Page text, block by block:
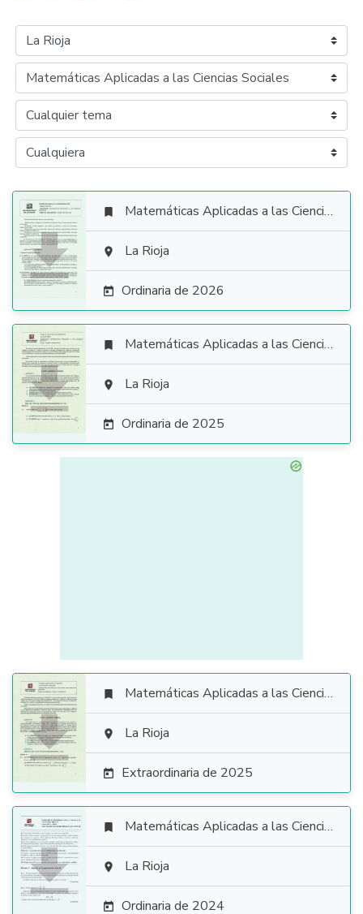

 Matemáticas Aplicadas a las Ciencias Sociales
 La Rioja
 Ordinaria de 2026

 Matemáticas Aplicadas a las Ciencias Sociales
 La Rioja
 Ordinaria de 2025

 Matemáticas Aplicadas a las Ciencias Sociales
 La Rioja
 Extraordinaria de 2025

 Matemáticas Aplicadas a las Ciencias Sociales
 La Rioja
 Ordinaria de 2024